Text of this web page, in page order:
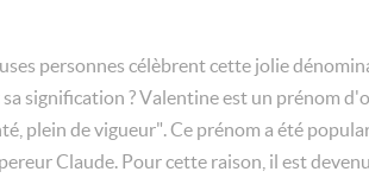
personnes célèbrent cette jolie
signification ? Valentine est un prénom
plein de vigueur". Ce prénom a été
Claude. Pour cette raison, il est